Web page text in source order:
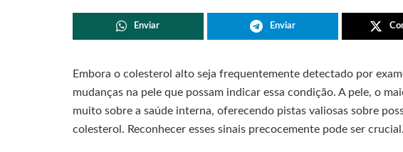
Enviar Enviar
Embora o colesterol alto seja frequentemente detectado por
mudanças na pele que possam indicar essa condição. A pele, o
muito sobre a saúde interna, oferecendo pistas valiosas sobre
colesterol. Reconhecer esses sinais precocemente pode ser crucial.